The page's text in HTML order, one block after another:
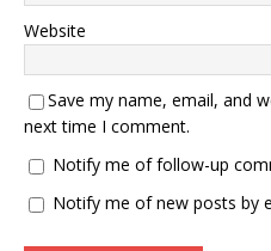
Website
Save my name, email, and
next time I comment.
Notify me of follow-up
Notify me of new posts by